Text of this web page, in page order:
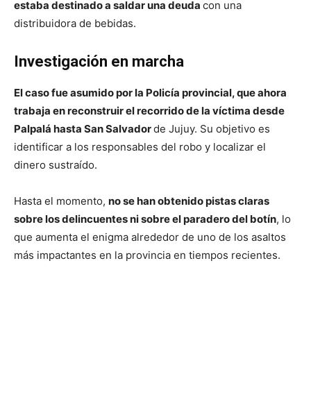
estaba destinado a saldar una deuda con una
distribuidora de bebidas.
Investigación en marcha
El caso fue asumido por la Policía provincial, que ahora
trabaja en reconstruir el recorrido de la víctima desde
Palpalá hasta San Salvadorde Jujuy. Su objetivo es
identificar a los responsables del robo y localizar el
dinero sustraído.
Hasta el momento, no se han obtenido pistas claras
sobre los delincuentes ni sobre el paradero del botín, lo
que aumenta el enigma alrededor de uno de los asaltos
más impactantes en la provincia en tiempos recientes.